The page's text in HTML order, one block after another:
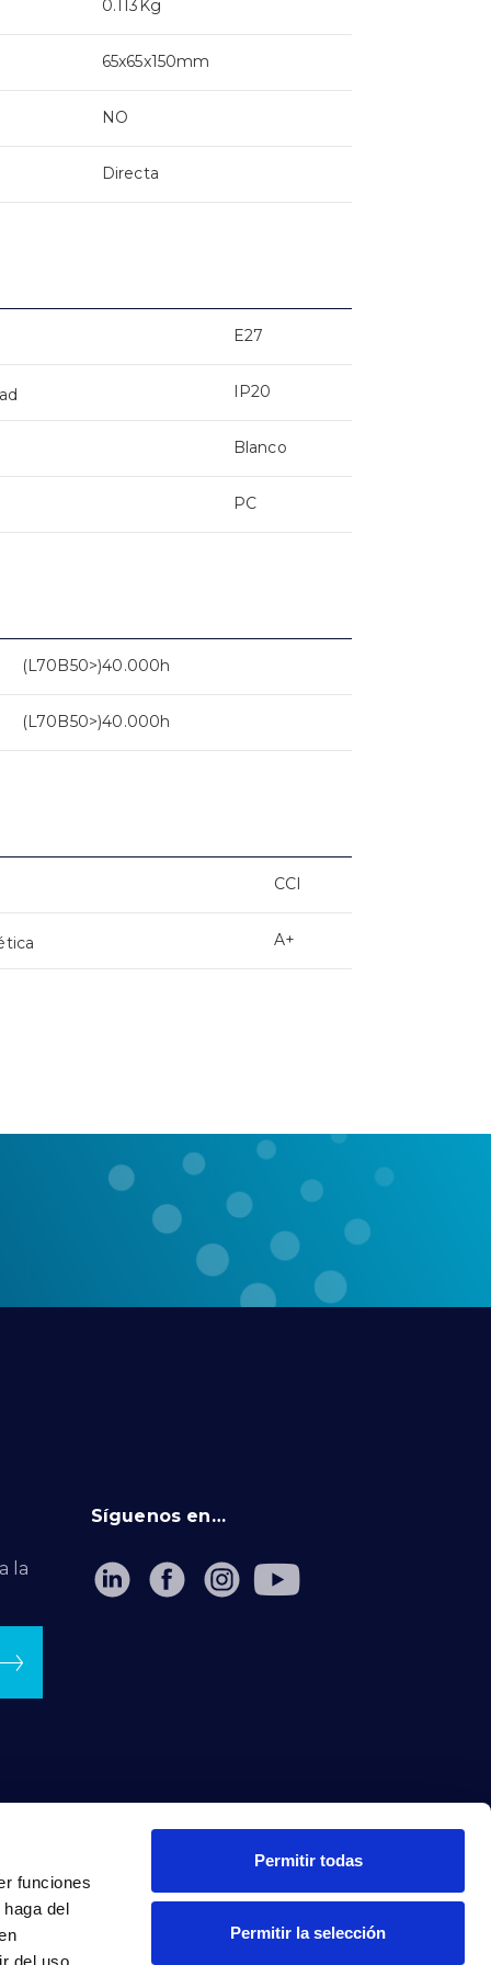
funciones
del
Permitir todas
Permitir la selección
0.113Kg
65x65x150mm
NO
Directa
E27
IP20
Blanco
PC
(L70B50>)40.000h
(L70B50>)40.000h
CCI
A+
la
Síguenos en…